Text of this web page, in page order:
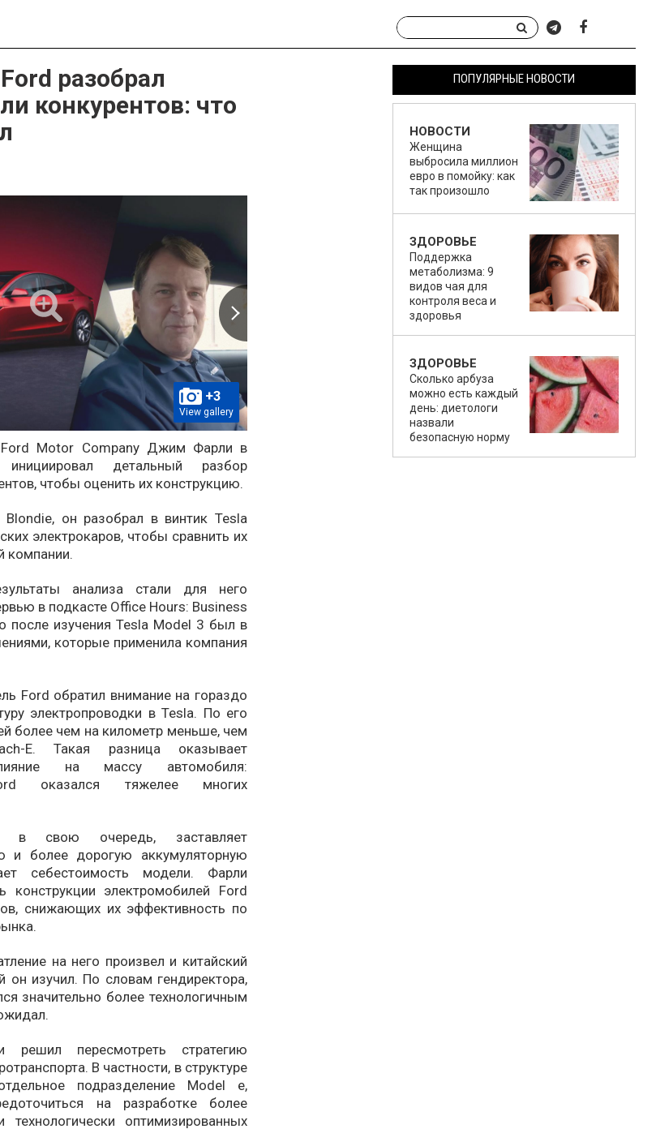
разобрал
конкурентов: что
+3
View gallery
Ford Motor Company Джим Фарли в
детальный разбор
чтобы оценить их конструкцию.
он разобрал в винтик Tesla
электрокаров, чтобы сравнить их
компании.
анализа стали для него
в подкасте Office Hours: Business
после изучения Tesla Model 3 был в
которые применила компания
Ford обратил внимание на гораздо
электропроводки в Tesla. По его
более чем на километр меньше, чем
E. Такая разница оказывает
на массу автомобиля:
оказался тяжелее многих
в свою очередь, заставляет
и более дорогую аккумуляторную
себестоимость модели. Фарли
конструкции электромобилей Ford
снижающих их эффективность по
на него произвел и китайский
он изучил. По словам гендиректора,
значительно более технологичным
решил пересмотреть стратегию
В частности, в структуре
подразделение Model e,
на разработке более
технологически оптимизированных
ПОПУЛЯРНЫЕ НОВОСТИ
НОВОСТИ
Женщина
выбросила миллион
евро в помойку: как
так произошло
ЗДОРОВЬЕ
Поддержка
метаболизма: 9
видов чая для
контроля веса и
здоровья
ЗДОРОВЬЕ
Сколько арбуза
можно есть каждый
день: диетологи
назвали
безопасную норму